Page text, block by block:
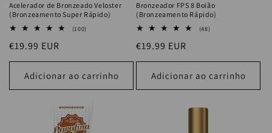
Acelerador de Bronzeado Veloster
(Bronzeamento Super Rápido)
(100)
Preço
normal
€19.99 EUR
Adicionar ao carrinho
Bronzeador FPS 8 Boião
(Bronzeamento Rápido)
(48)
Preço
normal
€19.99 EUR
Adicionar ao carrinho